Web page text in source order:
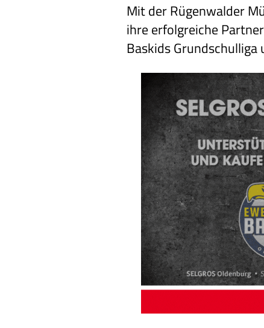
Mit der Rügenwalder
ihre erfolgreiche
Baskids